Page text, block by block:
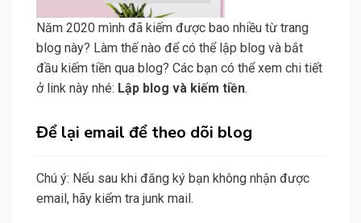
Năm 2020 mình đã kiếm được bao nhiều từ trang
blog này? Làm thế nào để có thể lập blog và bắt
đầu kiếm tiền qua blog? Các bạn có thể xem chi tiết
ở link này nhé: Lập blog và kiếm tiền.
Để lại email để theo dõi blog
Chú ý: Nếu sau khi đăng ký bạn không nhận được
email, hãy kiểm tra junk mail.